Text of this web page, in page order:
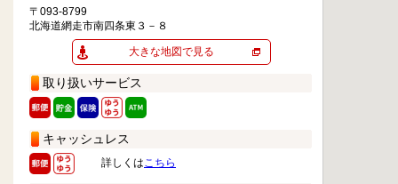
〒093-8799
北海道網走市南四条東３－８
大きな地図で見る
取り扱いサービス
キャッシュレス
詳しくはこちら